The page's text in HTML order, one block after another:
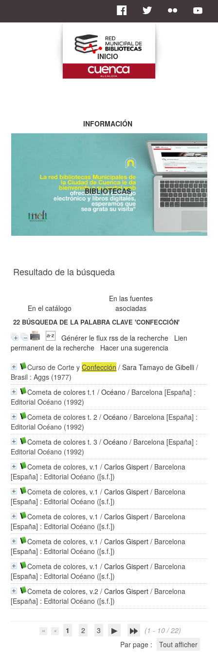
Resultado de la búsqueda
En el catálogo
En las fuentes
asociadas
22 BÚSQUEDA DE LA PALABRA CLAVE'CONFECCIÓN'
Générer le flux rss de la recherche
Lien
permanent de la recherche
Hacer una sugerencia
Curso de Corte yConfección /Sara Tamayo de Gibelli /
Brasil : Aggs (1977)
Cometa de colores t.1 /Océano / Barcelona [España] :
Editorial Océano (1992)
Cometa de colores t. 2 /Océano / Barcelona [España] :
Editorial Océano (1992)
Cometa de colores t. 3 /Océano / Barcelona [España] :
Editorial Océano (1992)
Cometa de colores, v.1 /Carlos Gispert / Barcelona
[España] : Editorial Océano ([s.f.])
Cometa de colores, v.1 /Carlos Gispert / Barcelona
[España] : Editorial Océano ([s.f.])
Cometa de colores, v.1 /Carlos Gispert / Barcelona
[España] : Editorial Océano ([s.f.])
Cometa de colores, v.1 /Carlos Gispert / Barcelona
[España] : Editorial Océano ([s.f.])
Cometa de colores, v.1 /Carlos Gispert / Barcelona
[España] : Editorial Océano ([s.f.])
Cometa de colores, v.2 /Carlos Gispert / Barcelona
[España] : Editorial Océano ([s.f.])
1 2 3
(1 - 10 / 22)
Par page :
Tout afficher
INICIO
INFORMACIÓN
BIBLIOTECAS